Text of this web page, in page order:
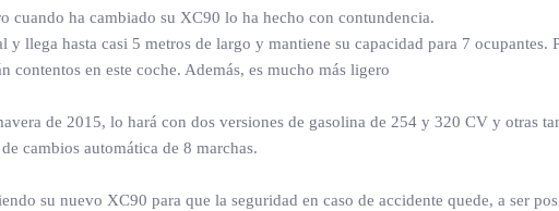
cuando ha cambiado su XC90 lo ha hecho con contundencia.
y llega hasta casi 5 metros de largo y mantiene su capacidad para 7
contentos en este coche. Además, es mucho más ligero
de 2015, lo hará con dos versiones de gasolina de 254 y 320 CV y otras
cambios automática de 8 marchas.
su nuevo XC90 para que la seguridad en caso de accidente quede, a ser